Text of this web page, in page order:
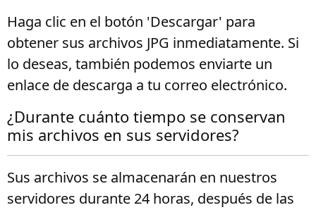
Haga clic en el botón 'Descargar' para
obtener sus archivos JPG inmediatamente. Si
lo deseas, también podemos enviarte un
enlace de descarga a tu correo electrónico.
¿Durante cuánto tiempo se conservan
mis archivos en sus servidores?
Sus archivos se almacenarán en nuestros
servidores durante 24 horas, después de las